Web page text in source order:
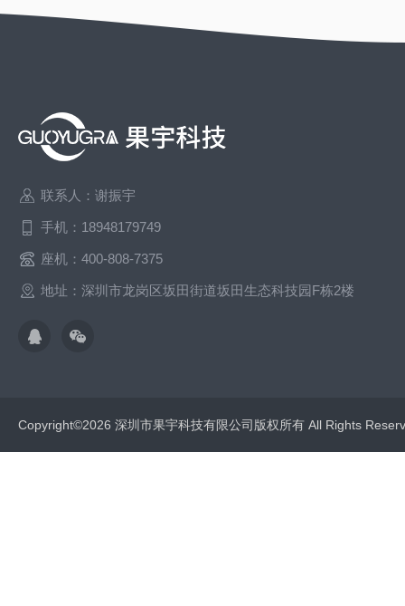
联系人：谢振宇
手机：18948179749
座机：400-808-7375
地址：深圳市龙岗区坂田街道坂田生态科技园F栋2楼
Copyright©2026 深圳市果宇科技有限公司版权所有 All Rights